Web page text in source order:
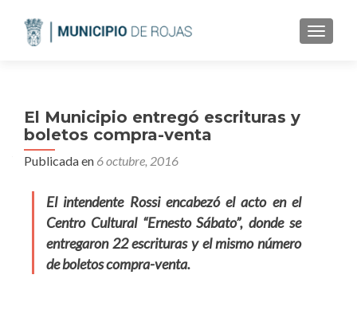
El Municipio entregó escrituras y
boletos compra-venta
Publicada en 6 octubre, 2016
El intendente Rossi encabezó el acto en el
Centro Cultural “Ernesto Sábato”, donde se
entregaron 22 escrituras y el mismo número
de boletos compra-venta.